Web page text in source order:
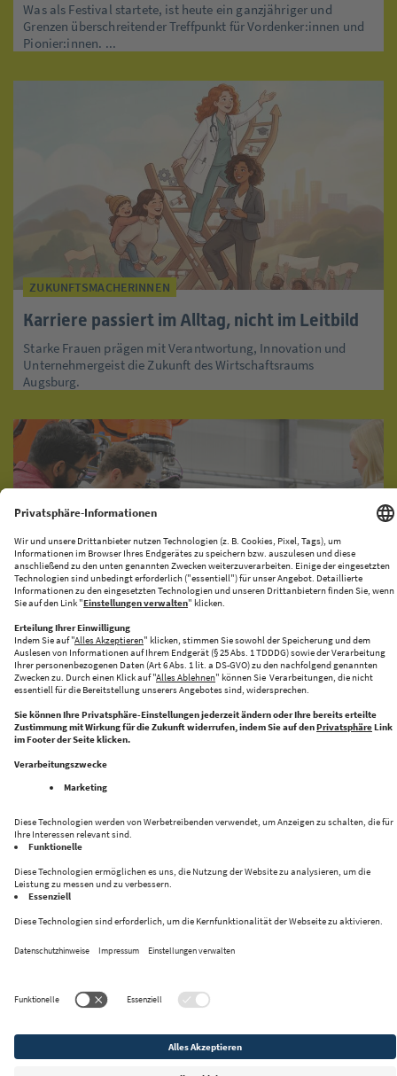
Was als Festival startete, ist heute ein ganzjähriger und
Grenzen überschreitender Treffpunkt für Vordenker:innen und
Pionier:innen. ...
ZUKUNFTSMACHERINNEN
Karriere passiert im Alltag, nicht im Leitbild
Starke Frauen prägen mit Verantwortung, Innovation und
Unternehmergeist die Zukunft des Wirtschaftsraums
Augsburg.
KI-PRODUKATIONSNETZWERK
CENTRE FOR FUTURE PRODUCTION
Halle 43 bringt Innovation und Industrie zusammen